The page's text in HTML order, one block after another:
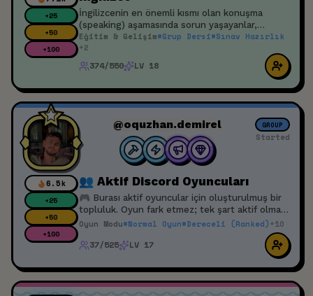
+25
+50
+100
İngilizcenin en önemli kısmı olan konuşma
(speaking) aşamasında sorun yaşayanlar,
kendini geliştirmek isteyenler için bir etkinliktir.
Eğitim & Gelişim#Grup Dersi#Sınav Hazırlık
+2
374/550 LV 18
6.5k
+25
+50
+100
@oquzhan.demirel GROUP
Started
👥 Aktif Discord Oyuncuları
🎮 Burası aktif oyuncular için oluşturulmuş bir
topluluk. Oyun fark etmez; tek şart aktif olmak
ve oyun oynamak. İstediğin zaman havuzdan bir
ekip arkadaşı bulabilir, birlikte oyuna girebilirsin.
Toxic olmayan ve saygılı oyuncular arıyoruz. 🚀
Oyun Modu#Normal Oyun#Dereceli (Ranked)+10
37/525 LV 17